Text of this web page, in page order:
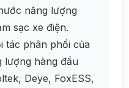
năng lượng
sạc xe điện.
tác phân phối của
lượng hàng đầu
Deye, FoxESS,